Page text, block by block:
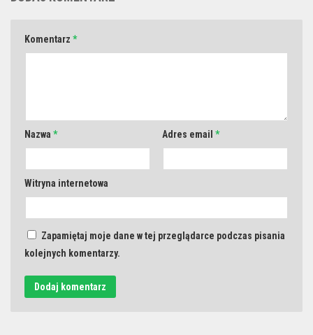
Komentarz *
Nazwa * Adres email *
Witryna internetowa
Zapamiętaj moje dane w tej przeglądarce podczas pisania
kolejnych komentarzy.